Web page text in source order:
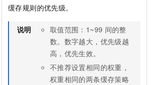
缓存规则的优先级。
说明 取值范围：1~99 间的整
数。数字越大，优先级越
高，优先生效。
不推荐设置相同的权重，
权重相同的两条缓存策略